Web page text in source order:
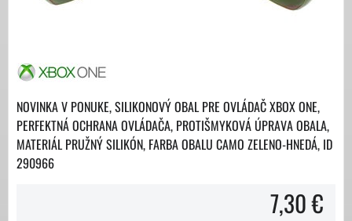
NOVINKA V PONUKE, SILIKONOVÝ OBAL PRE OVLÁDAČ XBOX ONE,
PERFEKTNÁ OCHRANA OVLÁDAČA, PROTIŠMYKOVÁ ÚPRAVA OBALA,
MATERIÁL PRUŽNÝ SILIKÓN, FARBA OBALU CAMO ZELENO-HNEDÁ, ID
290966
7,30 €